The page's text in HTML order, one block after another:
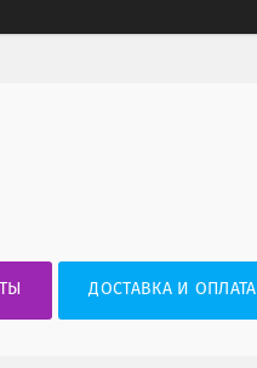
ДОСТАВКА И ОПЛАТА